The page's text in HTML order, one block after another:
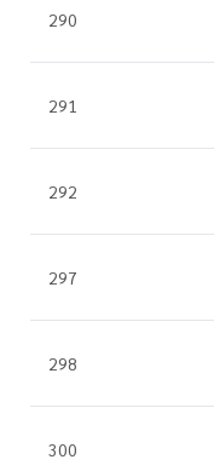
290
291
292
297
298
300